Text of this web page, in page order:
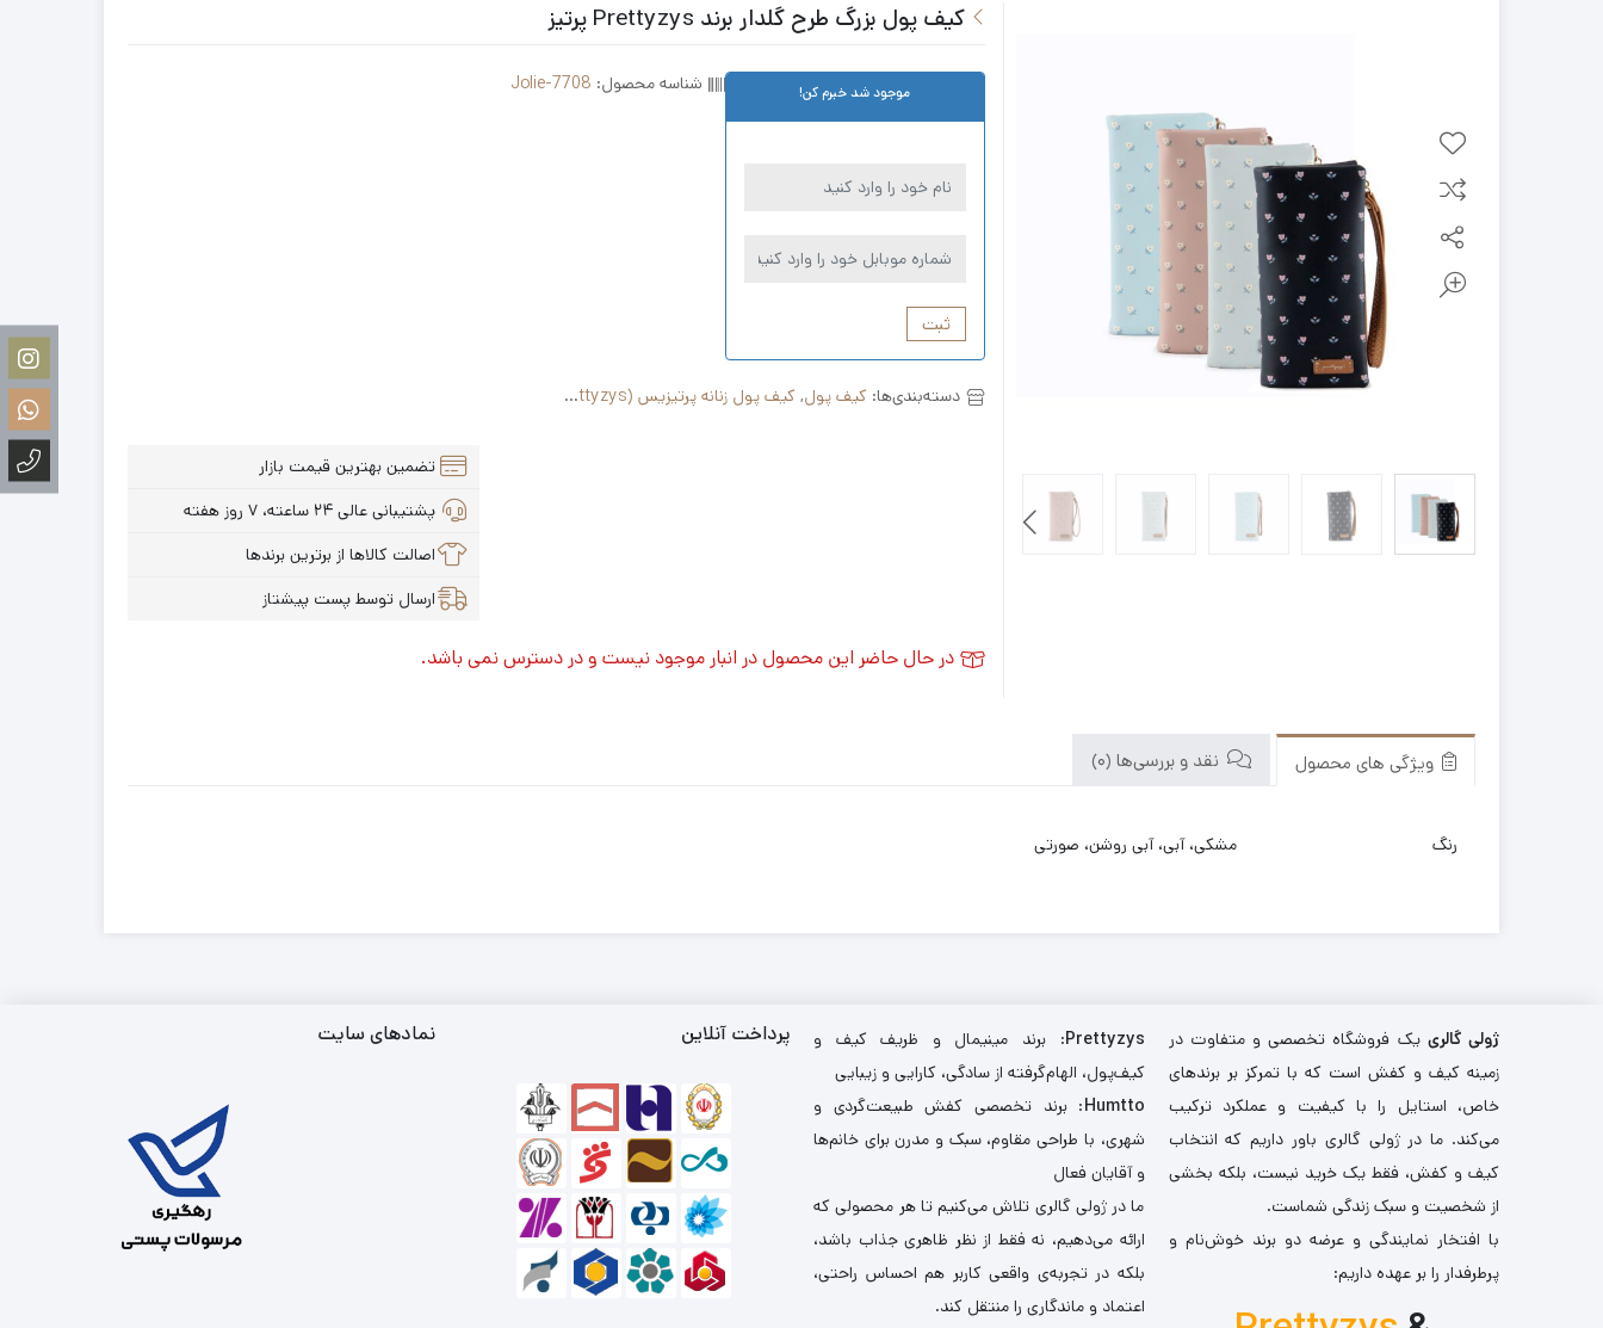
کیف پول بزرگ طرح گلدار برند Prettyzys پرتیز
موجود شد خبرم کن!
ثبت
شناسه محصول: Jolie-7708
دسته‌بندی‌ها: کیف پول, کیف پول زنانه پرتیزیس (Prettyzys)
تضمین بهترین قیمت بازار
پشتیبانی عالی ۲۴ ساعته، ۷ روز هفته
اصالت کالاها از برترین برندها
ارسال توسط پست پیشتاز
در حال حاضر این محصول در انبار موجود نیست و در دسترس نمی باشد.
ویژگی های محصول نقد و بررسی‌ها (0)
رنگ مشکی، آبی، آبی روشن، صورتی
ژولی گالری یک فروشگاه تخصصی و متفاوت در
زمینه کیف و کفش است که با تمرکز بر برندهای
خاص، استایل را با کیفیت و عملکرد ترکیب
می‌کند. ما در ژولی گالری باور داریم که انتخاب
کیف و کفش، فقط یک خرید نیست، بلکه بخشی
از شخصیت و سبک زندگی شماست.
با افتخار نمایندگی و عرضه دو برند خوش‌نام و
پرطرفدار را بر عهده داریم:
Prettyzys: برند مینیمال و ظریف کیف و
کیف‌پول، الهام‌گرفته از سادگی، کارایی و زیبایی
Humtto: برند تخصصی کفش طبیعت‌گردی و
شهری، با طراحی مقاوم، سبک و مدرن برای خانم‌ها
و آقایان فعال
ما در ژولی گالری تلاش می‌کنیم تا هر محصولی که
ارائه می‌دهیم، نه فقط از نظر ظاهری جذاب باشد،
بلکه در تجربه‌ی واقعی کاربر هم احساس راحتی،
اعتماد و ماندگاری را منتقل کند.
پرداخت آنلاین نمادهای سایت